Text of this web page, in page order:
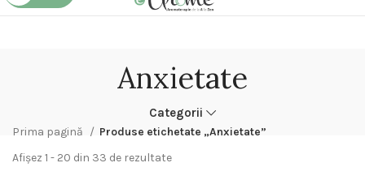
Anxietate
Categorii
Prima pagină
Produse etichetate „Anxietate”
Afișez 1 - 20 din 33 de rezultate